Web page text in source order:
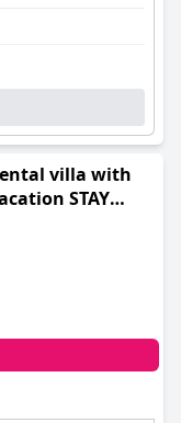
villa with
STAY